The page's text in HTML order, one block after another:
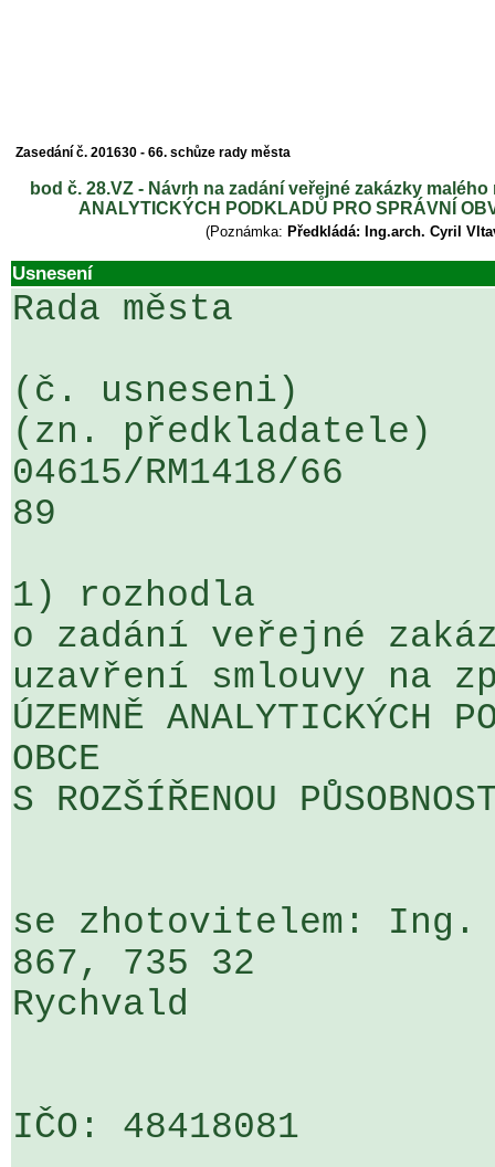
Zasedání č. 201630 - 66. schůze rady města
bod č. 28.VZ - Návrh na zadání veřejné zakázky
ANALYTICKÝCH PODKLADŮ PRO SPRÁVNÍ
(Poznámka: Předkládá: Ing.arch. Cyril
Usnesení
Rada města
(č. usneseni)
(zn. předkladatele)
04615/RM1418/
89
1) rozhodla
o zadání veřejné
uzavření smlouvy na
ÚZEMNĚ ANALYTICKÝCH
OBCE
S ROZŠÍŘENOU
se zhotovitelem: Ing.
867, 735 32
Rychvald
IČO: 48418081